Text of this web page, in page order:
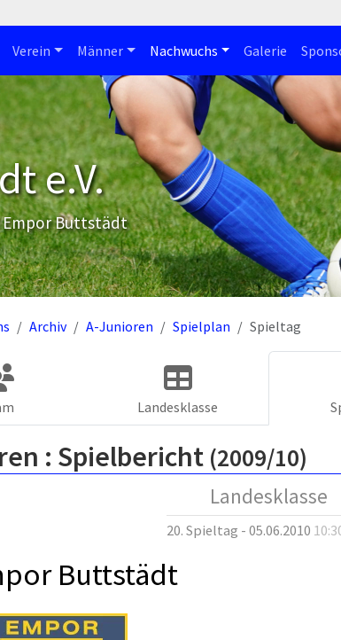
Verein Männer Nachwuchs Galerie
e.V.
Empor Buttstädt
Archiv A-Junioren Spielplan Spieltag
Landesklasse
: Spielbericht (2009/10)
Landesklasse
20. Spieltag - 05.06.2010
Buttstädt